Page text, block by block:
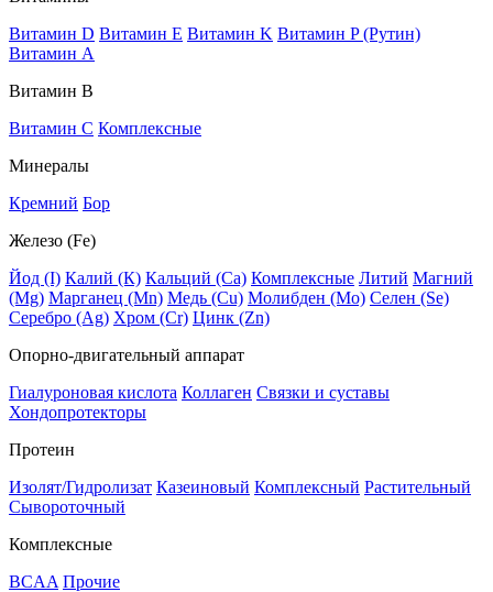
Витамин D Витамин E Витамин K Витамин P (Рутин)
Витамин А
Витамин В
Витамин C Комплексные
Минералы
Кремний Бор
Железо (Fe)
Йод (I) Калий (К) Кальций (Са) Комплексные Литий Магний
(Mg) Марганец (Mn) Медь (Сu) Молибден (Мо) Селен (Se)
Серебро (Ag) Хром (Cr) Цинк (Zn)
Опорно-двигательный аппарат
Гиалуроновая кислота Коллаген Связки и суставы
Хондопротекторы
Протеин
Изолят/Гидролизат Казеиновый Комплексный Растительный
Сывороточный
Комплексные
BCAA Прочие